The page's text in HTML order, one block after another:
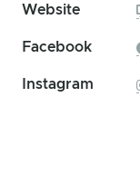
Website
Facebook
Instagram